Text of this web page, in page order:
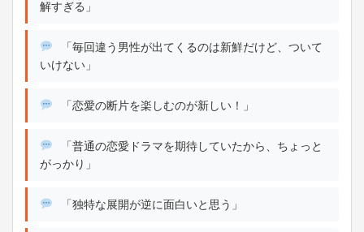
解すぎる」
「毎回違う男性が出てくるのは新鮮だけど、ついて
いけない」
「恋愛の断片を楽しむのが新しい！」
「普通の恋愛ドラマを期待していたから、ちょっと
がっかり」
「独特な展開が逆に面白いと思う」